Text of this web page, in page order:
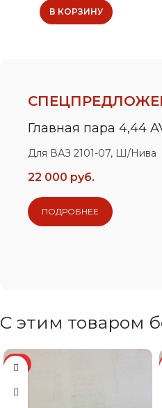
В КОРЗИНУ
Главная пара 4,44
Для ВАЗ 2101-07, Ш/Нива
22 000 руб.
ПОДРОБНЕЕ
С этим товаром
ХИТ